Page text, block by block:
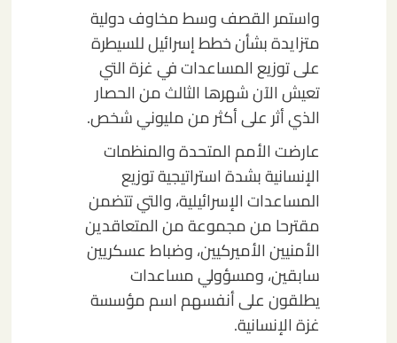
واستمر القصف وسط مخاوف دولية
متزايدة بشأن خطط إسرائيل للسيطرة
على توزيع المساعدات في غزة التي
تعيش الآن شهرها الثالث من الحصار
الذي أثر على أكثر من مليوني شخص.
عارضت الأمم المتحدة والمنظمات
الإنسانية بشدة استراتيجية توزيع
المساعدات الإسرائيلية، والتي تتضمن
مقترحا من مجموعة من المتعاقدين
الأمنيين الأميركيين، وضباط عسكريين
سابقين، ومسؤولي مساعدات
يطلقون على أنفسهم اسم مؤسسة
غزة الإنسانية.